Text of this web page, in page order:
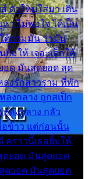
ตัวใหม่ใส่มา เดิน
า ไม่พอใจ ได้เป็น
ต้ถามมัน ว่ามัน
มให้ เจอะเด็กใต้
อด มันสุดยอด สุด
งรักสาวราม ที่พัก
ลงกลาง ถูกสเป็ก
หลงกลาง กลัว
อข้าว แต่ก่อนนั้น
คราวนี้เธอยิ้มให้
ดยอด มันสุดยอด
ดยอด มันสุดยอด